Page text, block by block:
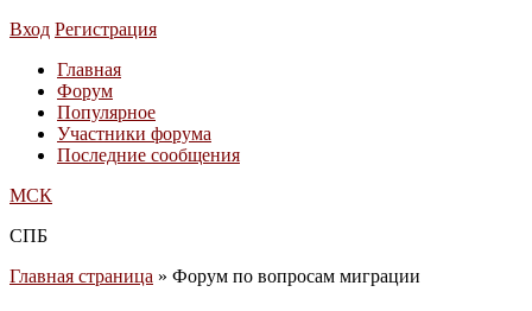
Вход Регистрация
Главная
Форум
Популярное
Участники форума
Последние сообщения
МСК
СПБ
Главная страница » Форум по вопросам миграции